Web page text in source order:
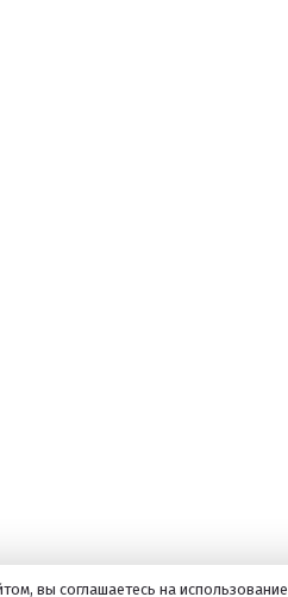
вы соглашаетесь на использование